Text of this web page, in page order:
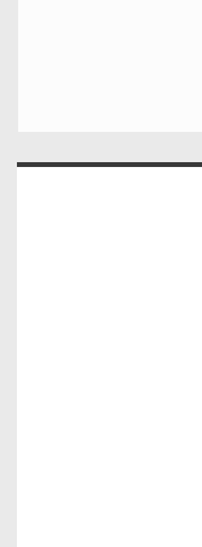
Accès